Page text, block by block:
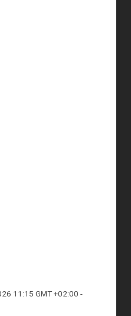
11:15 GMT +02:00 -